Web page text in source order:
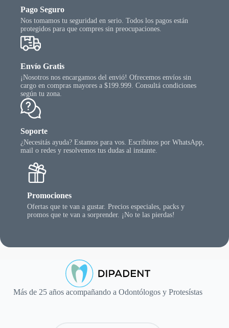
Pago Seguro
Nos tomamos tu seguridad en serio. Todos los pagos están
protegidos para que compres sin preocupaciones.
Envío Gratis
¡Nosotros nos encargamos del envió! Ofrecemos envíos sin
cargo en compras mayores a $199.999. Consultá condiciones
según tu zona.
Soporte
¿Necesitás ayuda? Estamos para vos. Escribinos por WhatsApp,
mail o redes y resolvemos tus dudas al instante.
Promociones
Ofertas que te van a gustar. Precios especiales, packs y
promos que te van a sorprender. ¡No te las pierdas!
Más de 25 años acompañando a Odontólogos y Protesístas